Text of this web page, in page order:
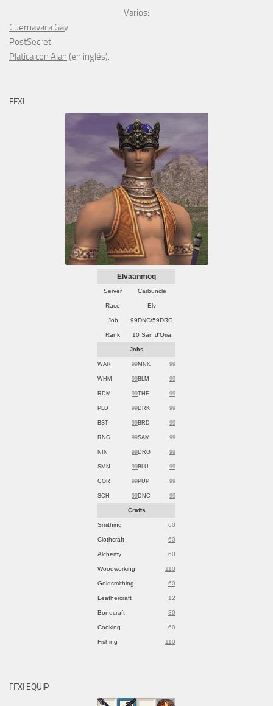
Varios:
Cuernavaca Gay
PostSecret
Platica con Alan (en inglés).
FFXI
Elvaanmoq
Server Carbuncle
Race Elv
Job 99DNC/59DRG
Rank 10 San d'Oria
Jobs
WAR 99MNK 99
WHM 99BLM 99
RDM 99THF 99
PLD 99DRK 99
BST 99BRD 99
RNG 99SAM 99
NIN 99DRG 99
SMN 99BLU 99
COR 99PUP 99
SCH 99DNC 99
Crafts
Smithing 60
Clothcraft 60
Alchemy 60
Woodworking 110
Goldsmithing 60
Leathercraft 12
Bonecraft 30
Cooking 60
Fishing 110
FFXI EQUIP